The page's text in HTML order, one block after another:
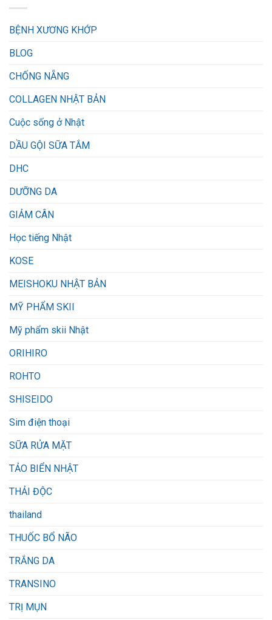
BỆNH XƯƠNG KHỚP
BLOG
CHỐNG NẴNG
COLLAGEN NHẬT BẢN
Cuộc sống ở Nhật
DẦU GỘI SỮA TẮM
DHC
DƯỠNG DA
GIẢM CÂN
Học tiếng Nhật
KOSE
MEISHOKU NHẬT BẢN
MỸ PHẨM SKII
Mỹ phẩm skii Nhật
ORIHIRO
ROHTO
SHISEIDO
Sim điện thoại
SỮA RỬA MẶT
TẢO BIỂN NHẬT
THẢI ĐỘC
thailand
THUỐC BỔ NÃO
TRẮNG DA
TRANSINO
TRỊ MỤN